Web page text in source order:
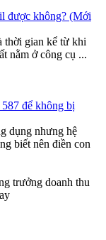
được không? (Mới
thời gian kể từ khi
nằm ở công cụ ...
để không bị
dụng nhưng hệ
biết nên điền con
trưởng doanh thu